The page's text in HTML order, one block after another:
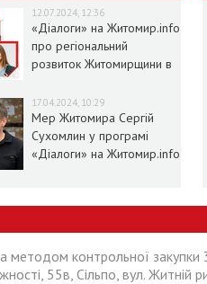
12.07.2024, 12:36
«Діалоги» на Житомир.info
про регіональний
розвиток Житомирщини в
17.04.2024, 10:29
Мер Житомира Сергій
Сухомлин у програмі
«Діалоги» на Житомир.info
методом контрольної
55в, Сільпо, вул. Житній